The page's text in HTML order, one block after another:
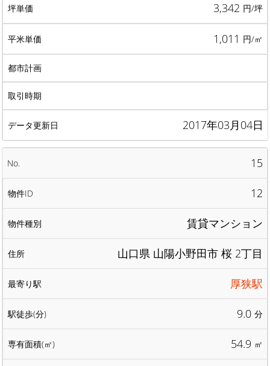
3,342 円/坪
1,011 円/㎡
2017年03月04日
15
12
賃貸マンション
山口県 山陽小野田市 桜 2丁目
厚狭駅
9.0 分
54.9 ㎡